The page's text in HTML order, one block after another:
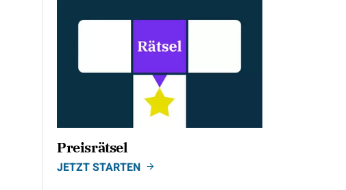
Preisrätsel
JETZT STARTEN